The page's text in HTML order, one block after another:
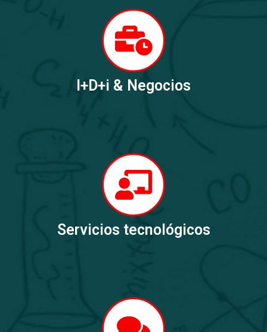
I+D+i & Negocios
Servicios tecnológicos